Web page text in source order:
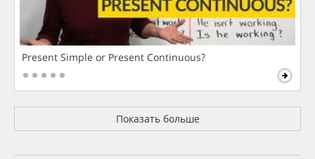
Present Simple or Present Continuous?
Показать больше